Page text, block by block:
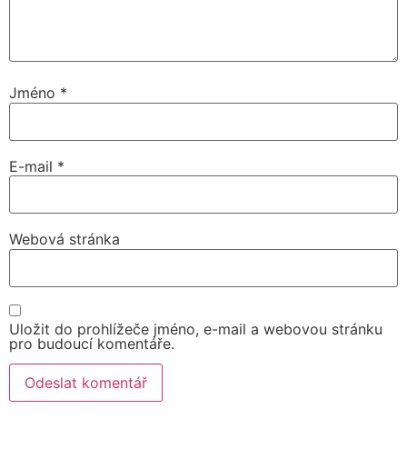
Jméno *
E-mail *
Webová stránka
Uložit do prohlížeče jméno, e-mail a webovou stránku
pro budoucí komentáře.